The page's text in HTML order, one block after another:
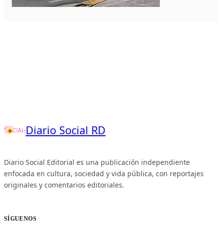
Diario Social RD
Diario Social Editorial es una publicación independiente
enfocada en cultura, sociedad y vida pública, con reportajes
originales y comentarios editoriales.
SÍGUENOS